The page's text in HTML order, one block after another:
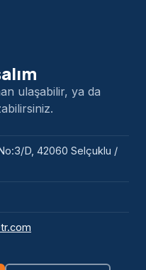
ulaşabilir, ya da
D, 42060 Selçuklu /